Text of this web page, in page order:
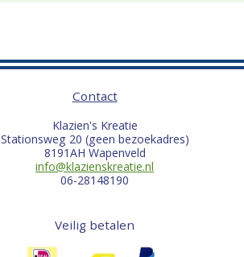
Contact
Klazien's Kreatie
Stationsweg 20 (geen bezoekadres)
8191AH Wapenveld
info@klazienskreatie.nl
06-28148190
Veilig betalen